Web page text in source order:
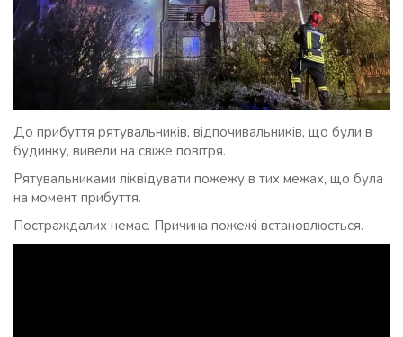
До прибуття рятувальників, відпочивальників, що були в
будинку, вивели на свіже повітря.
Рятувальниками ліквідувати пожежу в тих межах, що була
на момент прибуття.
Постраждалих немає. Причина пожежі встановлюється.